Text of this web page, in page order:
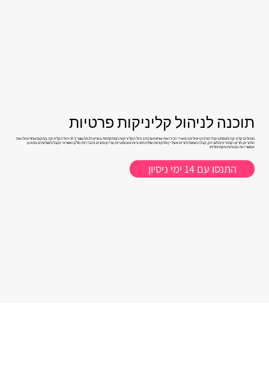
תוכנה לניהול קליניקות פרטיות
מנהלים קליניקה לאסתטיקה? מרכז טיפולים רפואי? הכירו את Pink! מערכת ניהול הקליניקות המתקדמת בארץ! כל מה שצריך לניהול הקליניקה במקום אחד! נהלו את
התורים, תריצו קמפיינים לשיווק, קבלו הזמנת תורים אונליין מלקוחות, שלחו תזכורות אוטומטיות, צרו קופונים וחברויות, סלקו אשראי וקבלו תשלומים במגוון
אפשרויות ובנוחות מקסימלית!
התנסו עם 14 ימי ניסיון